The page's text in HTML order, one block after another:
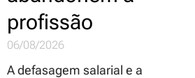
profissão
06/08/2026
A defasagem salarial e a